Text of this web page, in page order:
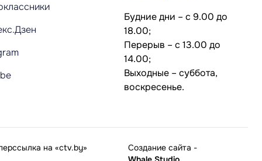
Будние дни – с 9.00 до
18.00;
Перерыв – с 13.00 до
14.00;
Выходные – суббота,
воскресенье.
на «ctv.by» Создание сайта -